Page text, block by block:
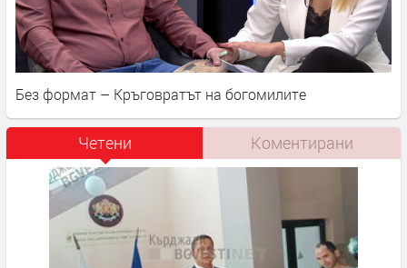
Без формат – Кръговратът на богомилите
Четени Коментирани